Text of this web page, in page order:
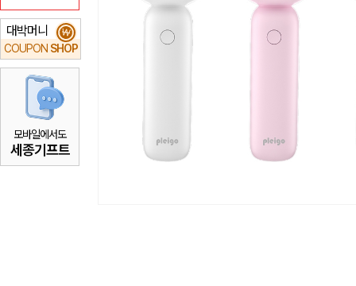
대박머니
COUPON SHOP
₩
모바일에서도
세종기프트